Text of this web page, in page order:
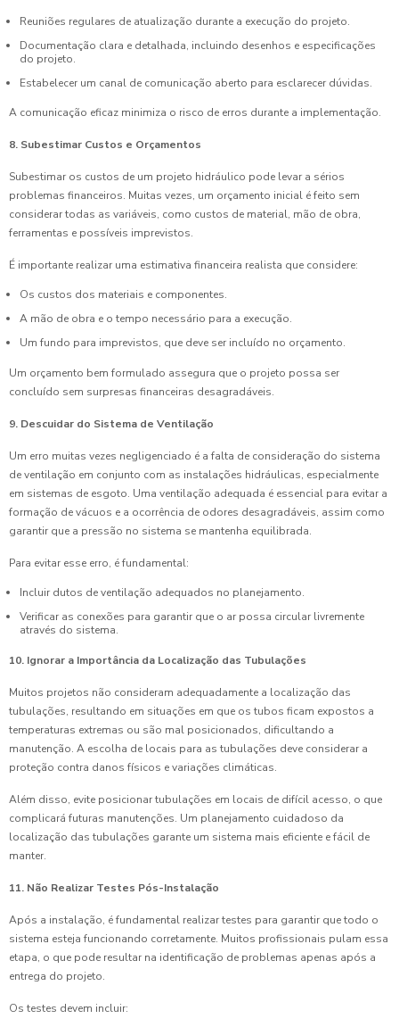
Reuniões regulares de atualização durante a execução do projeto.
Documentação clara e detalhada, incluindo desenhos e especificações
do projeto.
Estabelecer um canal de comunicação aberto para esclarecer dúvidas.
A comunicação eficaz minimiza o risco de erros durante a implementação.
8. Subestimar Custos e Orçamentos
Subestimar os custos de um projeto hidráulico pode levar a sérios
problemas financeiros. Muitas vezes, um orçamento inicial é feito sem
considerar todas as variáveis, como custos de material, mão de obra,
ferramentas e possíveis imprevistos.
É importante realizar uma estimativa financeira realista que considere:
Os custos dos materiais e componentes.
A mão de obra e o tempo necessário para a execução.
Um fundo para imprevistos, que deve ser incluído no orçamento.
Um orçamento bem formulado assegura que o projeto possa ser
concluído sem surpresas financeiras desagradáveis.
9. Descuidar do Sistema de Ventilação
Um erro muitas vezes negligenciado é a falta de consideração do sistema
de ventilação em conjunto com as instalações hidráulicas, especialmente
em sistemas de esgoto. Uma ventilação adequada é essencial para evitar a
formação de vácuos e a ocorrência de odores desagradáveis, assim como
garantir que a pressão no sistema se mantenha equilibrada.
Para evitar esse erro, é fundamental:
Incluir dutos de ventilação adequados no planejamento.
Verificar as conexões para garantir que o ar possa circular livremente
através do sistema.
10. Ignorar a Importância da Localização das Tubulações
Muitos projetos não consideram adequadamente a localização das
tubulações, resultando em situações em que os tubos ficam expostos a
temperaturas extremas ou são mal posicionados, dificultando a
manutenção. A escolha de locais para as tubulações deve considerar a
proteção contra danos físicos e variações climáticas.
Além disso, evite posicionar tubulações em locais de difícil acesso, o que
complicará futuras manutenções. Um planejamento cuidadoso da
localização das tubulações garante um sistema mais eficiente e fácil de
manter.
11. Não Realizar Testes Pós-Instalação
Após a instalação, é fundamental realizar testes para garantir que todo o
sistema esteja funcionando corretamente. Muitos profissionais pulam essa
etapa, o que pode resultar na identificação de problemas apenas após a
entrega do projeto.
Os testes devem incluir: